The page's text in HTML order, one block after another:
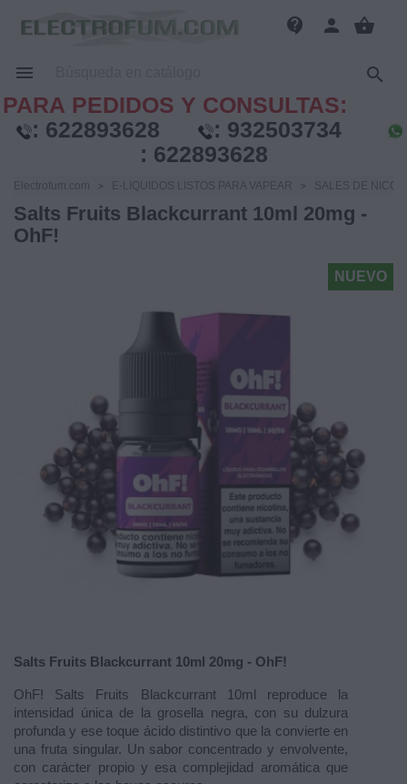
contact_support person shopping_basket
 
PARA PEDIDOS Y CONSULTAS:
: 622893628 : 932503734
: 622893628
Electrofum.com E-LIQUIDOS LISTOS PARA VAPEAR SALES DE
Salts Fruits Blackcurrant 10ml 20mg -
OhF!
NUEVO
Salts Fruits Blackcurrant 10ml 20mg - OhF!
OhF! Salts Fruits Blackcurrant 10ml reproduce la
intensidad única de la grosella negra, con su dulzura
profunda y ese toque ácido distintivo que la convierte en
una fruta singular. Un sabor concentrado y envolvente,
con carácter propio y esa complejidad aromática que